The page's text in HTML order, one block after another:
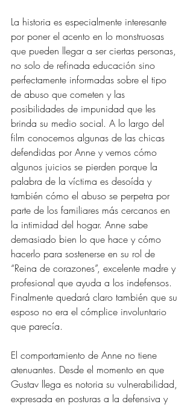
La historia es especialmente interesante
por poner el acento en lo monstruosas
que pueden llegar a ser ciertas personas,
no solo de refinada educación sino
perfectamente informadas sobre el tipo
de abuso que cometen y las
posibilidades de impunidad que les
brinda su medio social. A lo largo del
film conocemos algunas de las chicas
defendidas por Anne y vemos cómo
algunos juicios se pierden porque la
palabra de la víctima es desoída y
también cómo el abuso se perpetra por
parte de los familiares más cercanos en
la intimidad del hogar. Anne sabe
demasiado bien lo que hace y cómo
hacerlo para sostenerse en su rol de
“Reina de corazones”, excelente madre y
profesional que ayuda a los indefensos.
Finalmente quedará claro también que su
esposo no era el cómplice involuntario
que parecía.
El comportamiento de Anne no tiene
atenuantes. Desde el momento en que
Gustav llega es notoria su vulnerabilidad,
expresada en posturas a la defensiva y